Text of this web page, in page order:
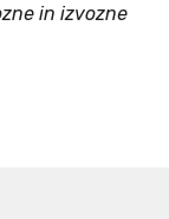
in izvozne